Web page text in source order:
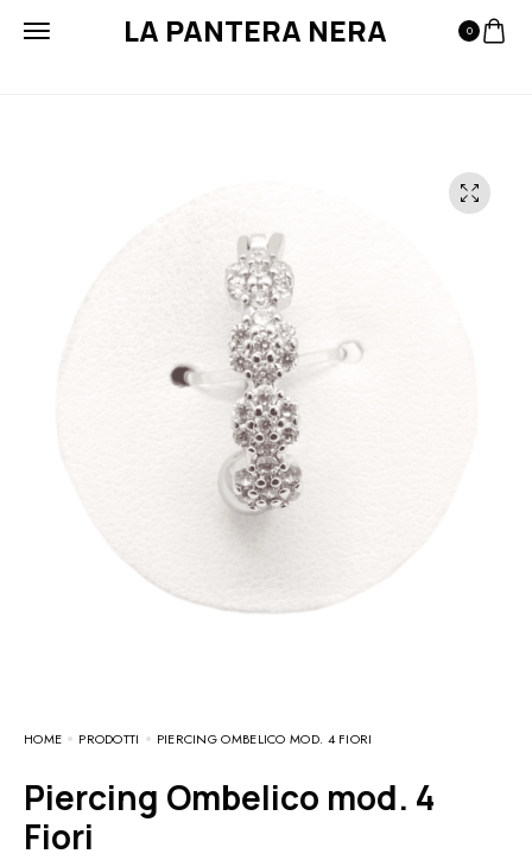
LA PANTERA NERA 0
HOME PRODOTTI PIERCING OMBELICO MOD. 4 FIORI
Piercing Ombelico mod. 4
Fiori